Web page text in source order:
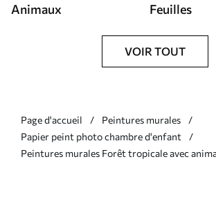
Animaux Feuilles
VOIR TOUT
Page d'accueil
Peintures murales
Papier peint photo chambre d'enfant
Peintures murales Forêt tropicale avec